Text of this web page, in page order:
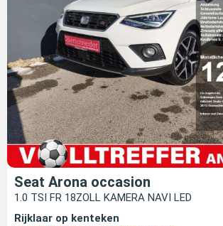
Seat Arona occasion
1.0 TSI FR 18ZOLL KAMERA NAVI LED
Rijklaar op kenteken